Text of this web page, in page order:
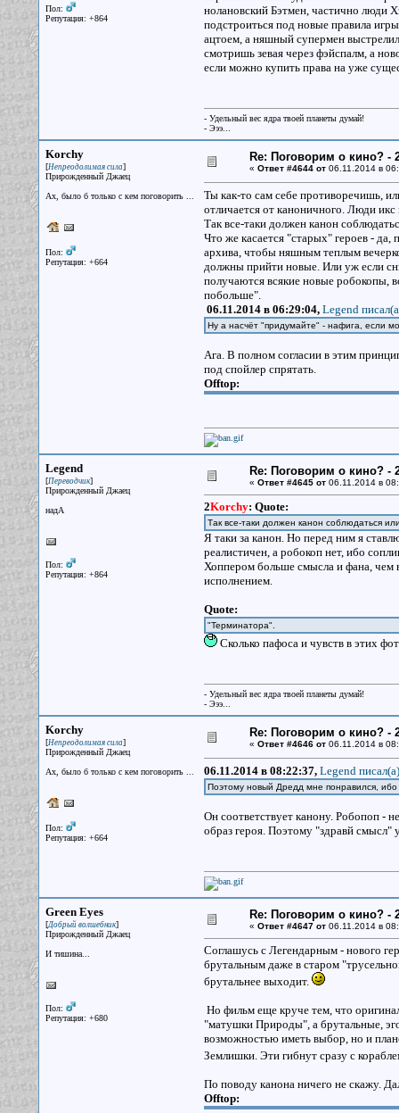
Пол:
Репутация: +864
нолановский Бэтмен, частично люди
подстроиться под новые правила
ацтоем, а няшный супермен
смотришь зевая через фэйспалм, а
если можно купить права на уже
- Удельный вес ядра твоей планеты думай!
- Эээ...
Korchy
[Непреодолимая сила]
Прирожденный Джаец
Ах, было б только с кем поговорить ...
Пол:
Репутация: +664
Re: Поговорим о кино? -
« Ответ #4644 от06.11.2014 в
Ты как-то сам себе противоречишь,
отличается от каноничного. Люди
Так все-таки должен канон
Что же касается "старых" героев -
архива, чтобы няшным теплым
должны прийти новые. Или уж если
получаются всякие новые робокопы,
побольше".
06.11.2014 в 06:29:04, Legend
Ну а насчёт "придумайте" - нафига, если
Ага. В полном согласии в этим
под спойлер спрятать.
Offtop:
Legend
[Переводчик]
Прирожденный Джаец
надА
Пол:
Репутация: +864
Re: Поговорим о кино? -
« Ответ #4645 от06.11.2014 в
2Korchy: Quote:
Так все-таки должен канон соблюдаться
Я таки за канон. Но перед ним я
реалистичен, а робокоп нет, ибо
Хоппером больше смысла и фана, чем
исполнением.
Quote:
"Терминатора".
Сколько пафоса и чувств в этих
- Удельный вес ядра твоей планеты думай!
- Эээ...
Korchy
[Непреодолимая сила]
Прирожденный Джаец
Ах, было б только с кем поговорить ...
Пол:
Репутация: +664
Re: Поговорим о кино? -
« Ответ #4646 от06.11.2014 в
06.11.2014 в 08:22:37, Legend писал(a)
Поэтому новый Дредд мне понравился, ибо
Он соответствует канону. Робопоп -
образ героя. Поэтому "здравй смысл"
Green Eyes
[Добрый волшебник]
Прирожденный Джаец
И тишина...
Пол:
Репутация: +680
Re: Поговорим о кино? -
« Ответ #4647 от06.11.2014 в
Соглашусь с Легендарным - нового
брутальным даже в старом
брутальнее выходит.
Но фильм еще круче тем, что
"матушки Природы", а брутальные,
возможностью иметь выбор, но и
Землишки. Эти гибнут сразу с
По поводу канона ничего не скажу.
Offtop: